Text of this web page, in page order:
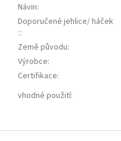
Návin:
Doporučené jehlice/ háček
::
Země původu:
Výrobce:
Certifikace:
vhodné použití: